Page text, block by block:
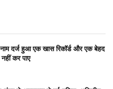
दर्ज हुआ एक खास रिकॉर्ड और एक बेहद
कर पाए